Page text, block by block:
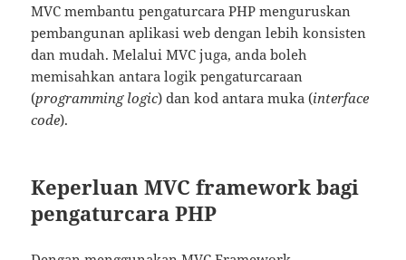
MVC membantu pengaturcara PHP menguruskan
pembangunan aplikasi web dengan lebih konsisten
dan mudah. Melalui MVC juga, anda boleh
memisahkan antara logik pengaturcaraan
(programming logic) dan kod antara muka (interface
code).
Keperluan MVC framework bagi
pengaturcara PHP